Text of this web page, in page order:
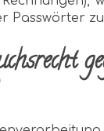
Passwörter